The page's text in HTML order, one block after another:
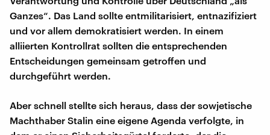
Ganzes“. Das Land sollte entmilitarisiert, entnazifiziert
und vor allem demokratisiert werden. In einem
alliierten Kontrollrat sollten die entsprechenden
Entscheidungen gemeinsam getroffen und
durchgeführt werden.
Aber schnell stellte sich heraus, dass der sowjetische
Machthaber Stalin eine eigene Agenda verfolgte, in